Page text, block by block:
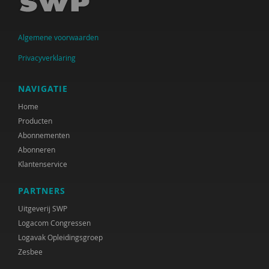
António A. da Graça
Remmert Daas
Geert ten Dam
Saskia Daru
Paul Dekker
Maartje van Dijken
Anne Bert Dijkstra
Peter Paul Doodkorte
Nicole Doornink
Godfried Engbersen
Algemene voorwaarden
Privacyverklaring
NAVIGATIE
Home
Producten
Abonnementen
Abonneren
Klantenservice
PARTNERS
Uitgeverij SWP
Logacom Congressen
Logavak Opleidingsgroep
Zesbee